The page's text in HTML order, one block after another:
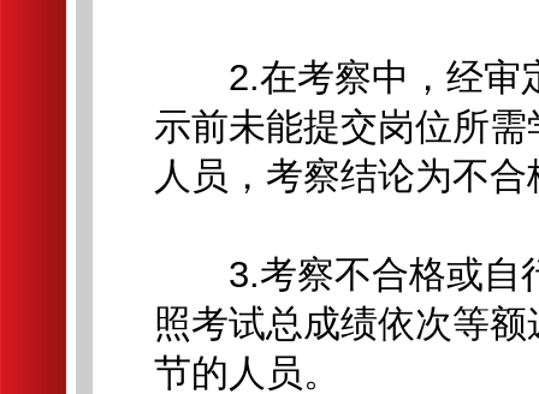
2.在考察中，经审
示前未能提交岗位所
人员，考察结论为不
3.考察不合格或自
照考试总成绩依次等
节的人员。